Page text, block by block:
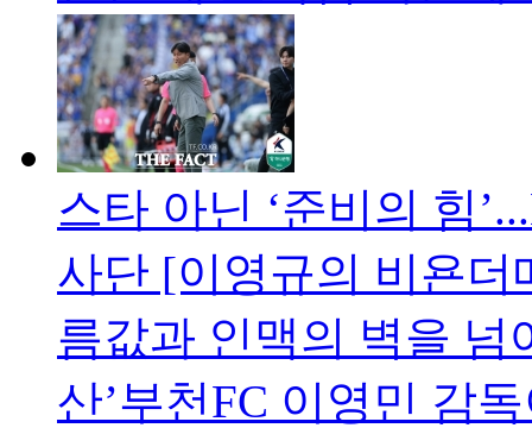
스타 아닌 ‘준비의 힘
사단 [이영규의 비욘더
름값과 인맥의 벽을 넘
산’부천FC 이영민 감